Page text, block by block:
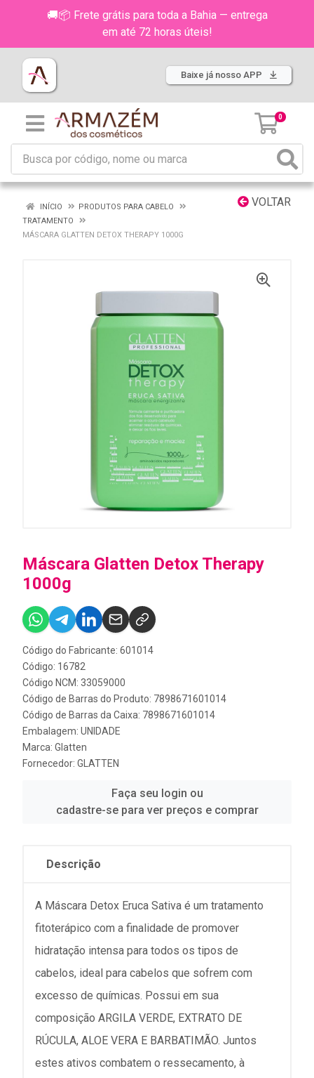
🚚📦 Frete grátis para toda a Bahia — entrega
em até 72 horas úteis!
Baixe já nosso APP
0
VOLTAR
INÍCIO
PRODUTOS PARA CABELO
TRATAMENTO
MÁSCARA GLATTEN DETOX THERAPY 1000G
Máscara Glatten Detox Therapy
1000g
Código do Fabricante: 601014
Código: 16782
Código NCM: 33059000
Código de Barras do Produto: 7898671601014
Código de Barras da Caixa: 7898671601014
Embalagem: UNIDADE
Marca: Glatten
Fornecedor: GLATTEN
Faça seu login ou
cadastre-se para ver preços e comprar
Descrição
A Máscara Detox Eruca Sativa é um tratamento
fitoterápico com a finalidade de promover
hidratação intensa para todos os tipos de
cabelos, ideal para cabelos que sofrem com
excesso de químicas. Possui em sua
composição ARGILA VERDE, EXTRATO DE
RÚCULA, ALOE VERA E BARBATIMÃO. Juntos
estes ativos combatem o ressecamento, à